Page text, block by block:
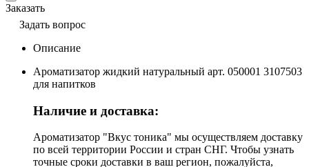
Заказать
Задать вопрос
Описание
Ароматизатор жидкий натуральный арт. 050001 3107503
для напитков
Наличие и доставка:
Ароматизатор "Вкус тоника" мы осуществляем доставку
по всей территории России и стран СНГ. Чтобы узнать
точные сроки доставки в ваш регион, пожалуйста,